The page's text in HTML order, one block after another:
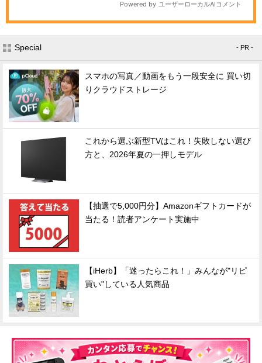
Special - PR -
スマホの写真／動画をもう一段安全に 買い切
りクラウドストレージ
これから選ぶ新型TVはこれ！失敗しない選び
方と、2026年夏の一押しモデル
【抽選で5,000円分】Amazonギフトカードが
当たる！読者アンケート実施中
【iHerb】「迷ったらこれ！」みんなが"リピ
買い"している人気商品